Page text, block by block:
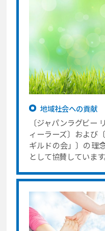
地域社会への貢献
〔ジャパンラグビー
ィーラーズ〕および
ギルドの会」〕の理
として協賛しています